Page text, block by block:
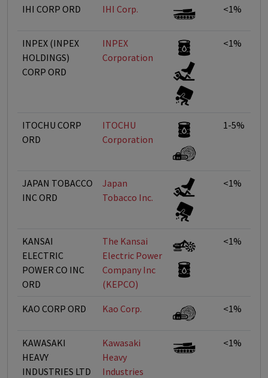
IHI CORP ORD IHI Corp. <1%
INPEX (INPEX
HOLDINGS)
CORP ORD
INPEX
Corporation
<1%
ITOCHU CORP
ORD
ITOCHU
Corporation
1-5%
JAPAN TOBACCO
INC ORD
Japan
Tobacco Inc.
<1%
KANSAI
ELECTRIC
POWER CO INC
ORD
The Kansai
Electric Power
Company Inc
(KEPCO)
<1%
KAO CORP ORD Kao Corp. <1%
KAWASAKI
HEAVY
INDUSTRIES LTD
Kawasaki
Heavy
Industries
<1%